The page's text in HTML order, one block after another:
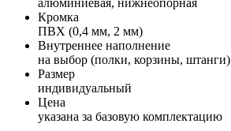
Кромка
ПВХ (0,4 мм, 2 мм)
Внутреннее наполнение
на выбор (полки, корзины, штанги)
Размер
индивидуальный
Цена
указана за базовую комплектацию